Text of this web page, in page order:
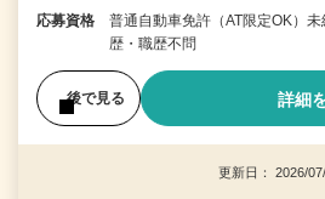
応募資格
普通自動車免許（AT限定OK）
歴・職歴不問
後で見る 詳細
更新日： 2026/